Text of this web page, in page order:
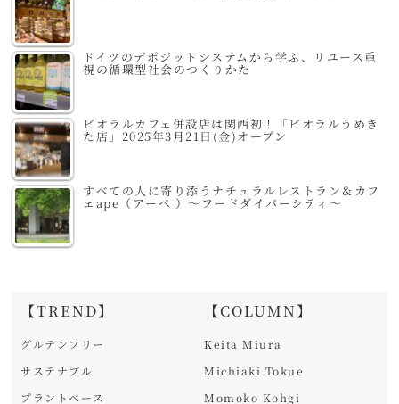
ドイツのデポジットシステムから学ぶ、リユース重
視の循環型社会のつくりかた
ビオラルカフェ併設店は関西初！「ビオラルうめき
た店」2025年3月21日(金)オープン
すべての人に寄り添うナチュラルレストラン＆カフ
ェape（アーペ ）～フードダイバーシティ～
【TREND】
グルテンフリー
サステナブル
プラントベース
【COLUMN】
Keita Miura
Michiaki Tokue
Momoko Kohgi